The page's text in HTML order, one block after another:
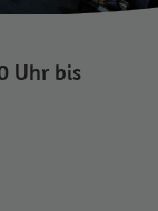
Uhr bis